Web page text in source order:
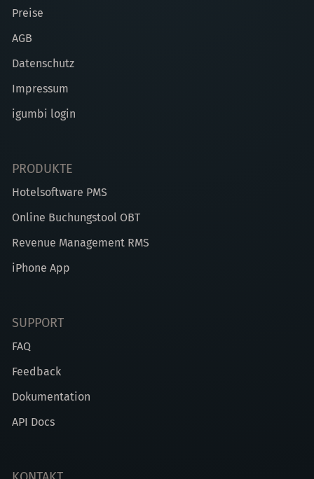
Preise
AGB
Datenschutz
Impressum
igumbi login
PRODUKTE
Hotelsoftware PMS
Online Buchungstool OBT
Revenue Management RMS
iPhone App
SUPPORT
FAQ
Feedback
Dokumentation
API Docs